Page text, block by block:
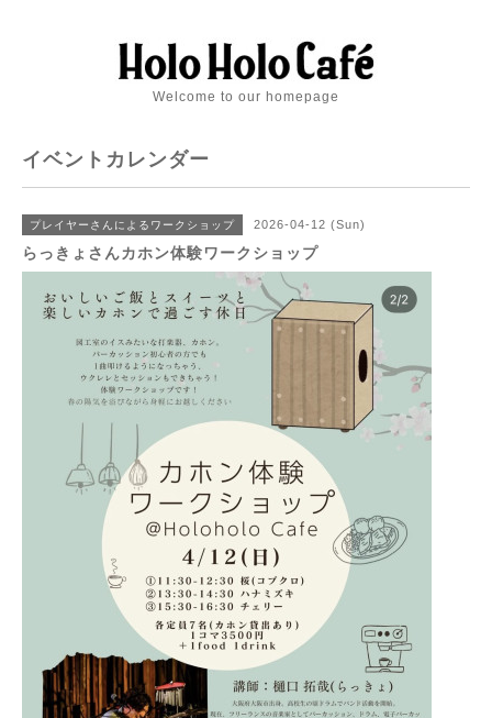
Welcome to our homepage
イベントカレンダー
プレイヤーさんによるワークショップ 2026-04-12 (Sun)
らっきょさんカホン体験ワークショップ